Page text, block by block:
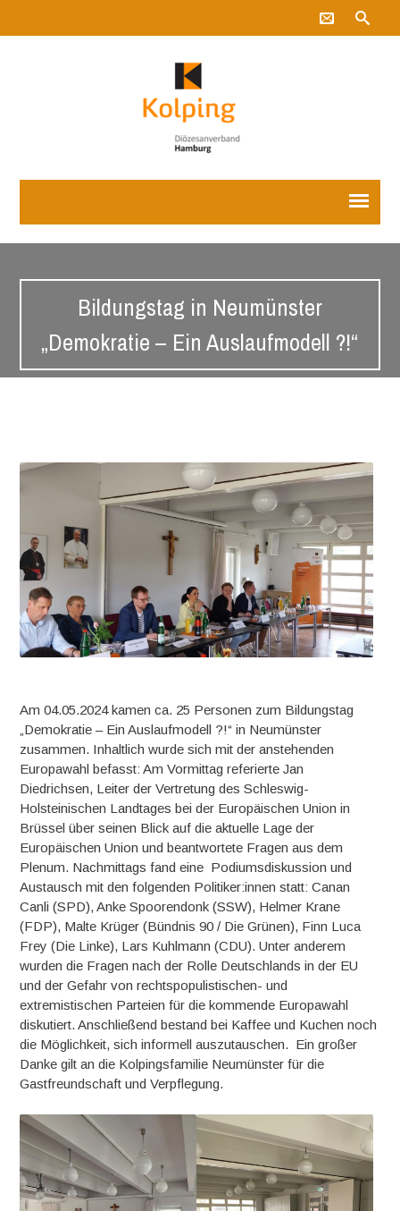
Bildungstag in Neumünster
„Demokratie – Ein Auslaufmodell ?!“
Am 04.05.2024 kamen ca. 25 Personen zum Bildungstag
„Demokratie – Ein Auslaufmodell ?!“ in Neumünster
zusammen. Inhaltlich wurde sich mit der anstehenden
Europawahl befasst: Am Vormittag referierte Jan
Diedrichsen, Leiter der Vertretung des Schleswig-
Holsteinischen Landtages bei der Europäischen Union in
Brüssel über seinen Blick auf die aktuelle Lage der
Europäischen Union und beantwortete Fragen aus dem
Plenum. Nachmittags fand eine Podiumsdiskussion und
Austausch mit den folgenden Politiker:innen statt: Canan
Canli (SPD), Anke Spoorendonk (SSW), Helmer Krane
(FDP), Malte Krüger (Bündnis 90 / Die Grünen), Finn Luca
Frey (Die Linke), Lars Kuhlmann (CDU). Unter anderem
wurden die Fragen nach der Rolle Deutschlands in der EU
und der Gefahr von rechtspopulistischen- und
extremistischen Parteien für die kommende Europawahl
diskutiert. Anschließend bestand bei Kaffee und Kuchen noch
die Möglichkeit, sich informell auszutauschen. Ein großer
Danke gilt an die Kolpingsfamilie Neumünster für die
Gastfreundschaft und Verpflegung.